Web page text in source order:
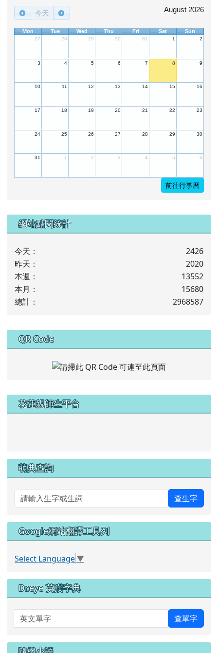
今天 August 2026
Mon Tue Wed Thu Fri Sat Sun
27 28 29 30 31 1 2
3 4 5 6 7 8 9
10 11 12 13 14 15 16
17 18 19 20 21 22 23
24 25 26 27 28 29 30
31 1 2 3 4 5 6
前往行事曆
下中左區域內容
網站點閱統計
今天：
2426
昨天：
2020
本週：
13552
本月：
15680
總計：
2968587
下中右區域內容
QR Code
左邊區域內容
花蓮親師生平台
萌典查詢
查生字
Google網站翻譯工具列
Select Language▼
Dr.eye 英漢字典
英文單字 查單字